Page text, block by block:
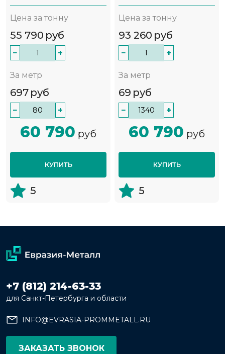
Цена за тонну
55 790 руб
− +
За метр
697 руб
− +
60 790 руб
КУПИТЬ
5
Цена за тонну
93 260 руб
− +
За метр
69 руб
− +
60 790 руб
КУПИТЬ
5
+7 (812) 214-63-33
для Санкт-Петербурга и области
INFO@EVRASIA-PROMMETALL.RU
ЗАКАЗАТЬ ЗВОНОК